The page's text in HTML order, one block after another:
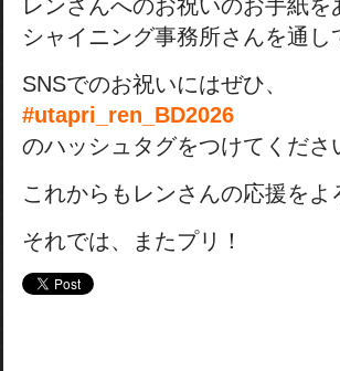
レンさんへのお祝いのお手紙
シャイニング事務所さんを通
SNSでのお祝いにはぜひ、
#utapri_ren_BD2026
のハッシュタグをつけてくださ
これからもレンさんの応援を
それでは、またプリ！